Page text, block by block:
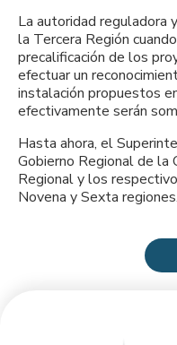
La autoridad reguladora
la Tercera Región
precalificación de los
efectuar un
instalación propuestos
efectivamente serán
Hasta ahora, el
Gobierno Regional de la
Regional y los
Novena y Sexta regiones.